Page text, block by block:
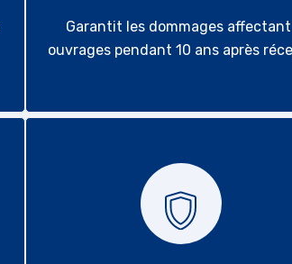
Garantit les dommages
ouvrages pendant 10 ans après